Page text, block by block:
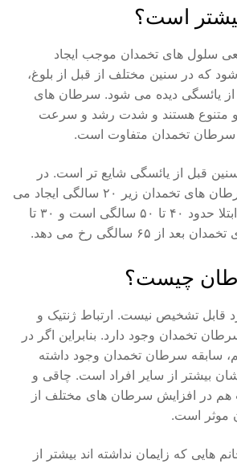
است؟
سلول های تخمدان موجب ایجاد
که در سنین مختلف از قبل از بلوغ،
از یائسگی دیده می ‌شود. سرطان ‌های
و متنوع هستند و شدت رشد و سرعت
تخمدان متفاوت است.
قبل از یائسگی شایع‌ تر است. در
حدود یک درصد از سرطان ‌های تخمدان زیر ۲۰ سالگی ایجاد می
‌شود. شایع ‌ترین سن ابتلا حدود ۴۰ تا ۵۰ سالگی است و ۳۰ تا
چیست؟
قابل تشخیص نیست. ارتباط ژنتیک و
تخمدان وجود دارد. بنابراین اگر در
سابقه سرطان تخمدان وجود داشته
بیشتر از سایر افراد است. چاقی و
در افزایش سرطان‌ های مختلف از
موثر است.
هایی که زایمان نداشته ‌اند بیشتر از